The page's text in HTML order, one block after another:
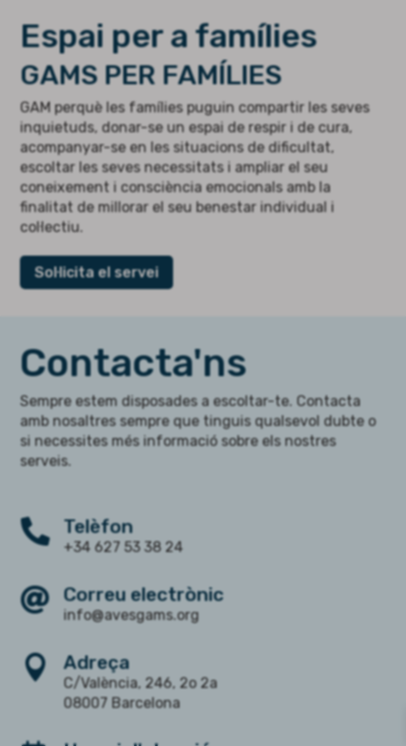
Espai per a famílies
GAMS PER FAMÍLIES
GAM perquè les famílies puguin compartir les seves
inquietuds, donar-se un espai de respir i de cura,
acompanyar-se en les situacions de dificultat,
escoltar les seves necessitats i ampliar el seu
coneixement i consciència emocionals amb la
finalitat de millorar el seu benestar individual i
col·lectiu.
Sol·licita el servei
Contacta'ns
Sempre estem disposades a escoltar-te. Contacta
amb nosaltres sempre que tinguis qualsevol dubte o
si necessites més informació sobre els nostres
serveis.
 Telèfon
+34 627 53 38 24
 Correu electrònic
info@avesgams.org
 Adreça
C/València, 246, 2o2a
08007 Barcelona